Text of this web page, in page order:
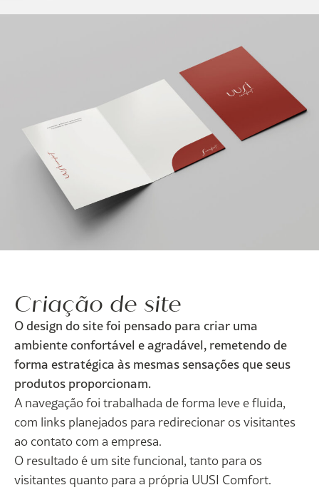
Criação de site
O design do site foi pensado para criar uma
ambiente confortável e agradável, remetendo de
forma estratégica às mesmas sensações que seus
produtos proporcionam.
A navegação foi trabalhada de forma leve e fluida,
com links planejados para redirecionar os visitantes
ao contato com a empresa.
O resultado é um site funcional, tanto para os
visitantes quanto para a própria UUSI Comfort.